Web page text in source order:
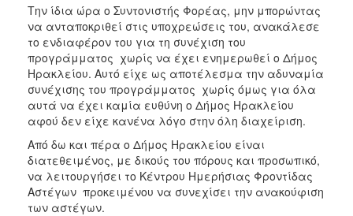
ΑΝΘΕΚΤΙΚΗ
ΠΟΛΗ
Την ίδια ώρα ο Συντονιστής Φορέας, μην μπορώντας
να ανταποκριθεί στις υποχρεώσεις του, ανακάλεσε
το ενδιαφέρον του για τη συνέχιση του
προγράμματος χωρίς να έχει ενημερωθεί ο Δήμος
Ηρακλείου. Αυτό είχε ως αποτέλεσμα την αδυναμία
συνέχισης του προγράμματος χωρίς όμως για όλα
αυτά να έχει καμία ευθύνη ο Δήμος Ηρακλείου
αφού δεν είχε κανένα λόγο στην όλη διαχείριση.
Από δω και πέρα ο Δήμος Ηρακλείου είναι
διατεθειμένος, με δικούς του πόρους και προσωπικό,
να λειτουργήσει το Κέντρου Ημερήσιας Φροντίδας
Αστέγων προκειμένου να συνεχίσει την ανακούφιση
των αστέγων.